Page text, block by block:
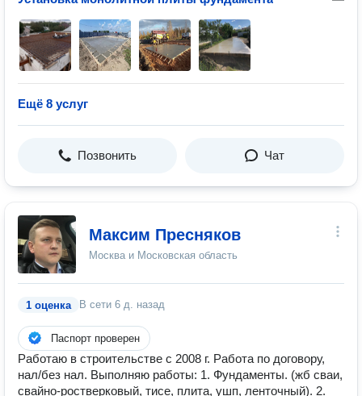
Ещё 8 услуг
Позвонить Чат
Максим Пресняков
Москва и Московская область
1 оценка В сети 6 д. назад
Паспорт проверен
Работаю в строительстве с 2008 г. Работа по договору,
нал/без нал. Выполняю работы: 1. Фундаменты. (жб сваи,
свайно-ростверковый, тисе, плита, ушп, ленточный). 2.